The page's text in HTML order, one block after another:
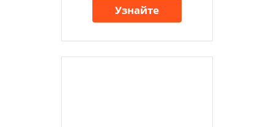
Узнайте